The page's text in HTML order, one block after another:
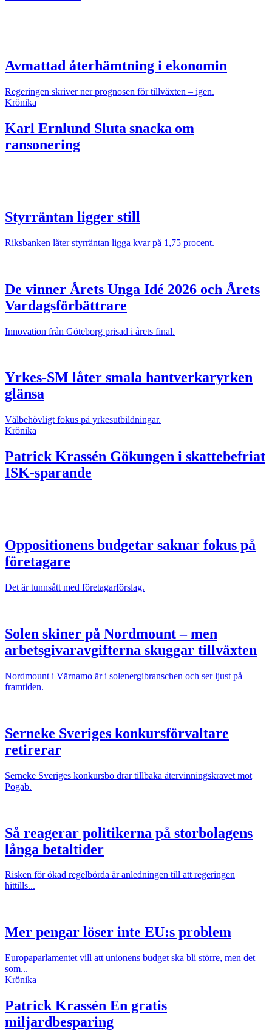
Avmattad återhämtning i ekonomin
Regeringen skriver ner prognosen för tillväxten – igen.
Krönika
Karl Ernlund Sluta snacka om
ransonering
Styrräntan ligger still
Riksbanken låter styrräntan ligga kvar på 1,75 procent.
De vinner Årets Unga Idé 2026 och Årets
Vardagsförbättrare
Innovation från Göteborg prisad i årets final.
Yrkes-SM låter smala hantverkaryrken
glänsa
Välbehövligt fokus på yrkesutbildningar.
Krönika
Patrick Krassén Gökungen i skattebefriat
ISK-sparande
Oppositionens budgetar saknar fokus på
företagare
Det är tunnsått med företagarförslag.
Solen skiner på Nordmount – men
arbetsgivaravgifterna skuggar tillväxten
Nordmount i Värnamo är i solenergibranschen och ser ljust på
framtiden.
Serneke Sveriges konkursförvaltare
retirerar
Serneke Sveriges konkursbo drar tillbaka återvinningskravet mot
Pogab.
Så reagerar politikerna på storbolagens
långa betaltider
Risken för ökad regelbörda är anledningen till att regeringen
hittills...
Mer pengar löser inte EU:s problem
Europaparlamentet vill att unionens budget ska bli större, men det
som...
Krönika
Patrick Krassén En gratis
miljardbesparing